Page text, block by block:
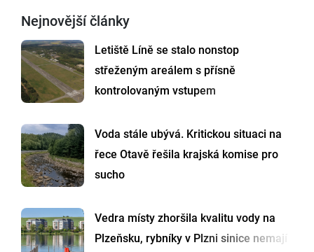
Nejnovější články
Letiště Líně se stalo nonstop
střeženým areálem s přísně
kontrolovaným vstupem
Voda stále ubývá. Kritickou situaci na
řece Otavě řešila krajská komise pro
sucho
Vedra místy zhoršila kvalitu vody na
Plzeňsku, rybníky v Plzni sinice nemají